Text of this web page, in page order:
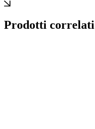
Prodotti correlati